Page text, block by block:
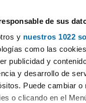
de sus
y nuestros 1022
como las
publicidad y
y desarrollo de
Puede cambiar
o clicando en el
Choisir la commune
Location
(4119 logements)